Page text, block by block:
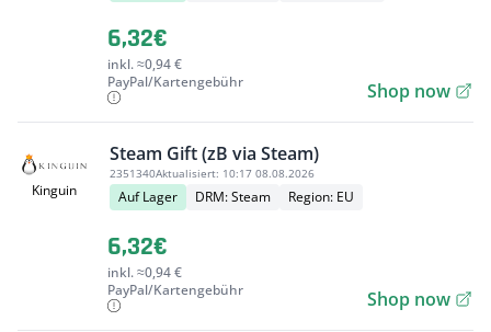
6,32€
inkl. ≈0,94 €
PayPal/Kartengebühr
Shop now
Kinguin
Steam Gift (zB via Steam)
2351340Aktualisiert: 10:17 08.08.2026
Auf Lager DRM: Steam Region: EU
6,32€
inkl. ≈0,94 €
PayPal/Kartengebühr
Shop now